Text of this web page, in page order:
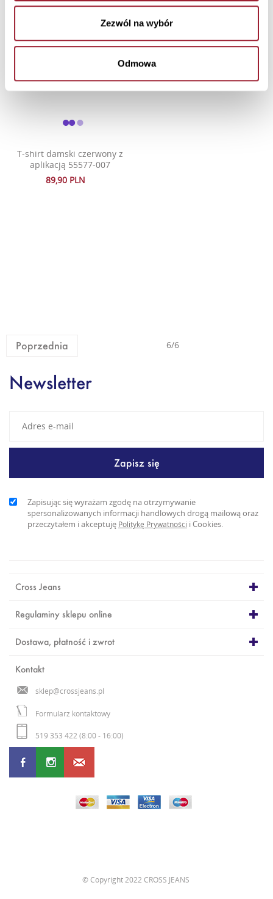
Zezwól na wybór
Odmowa
T-shirt damski czerwony z
aplikacją 55577-007
89,90 PLN
Poprzednia 6/6
Newsletter
Zapisując się wyrażam zgodę na otrzymywanie
spersonalizowanych informacji handlowych drogą mailową oraz
przeczytałem i akceptuję Politykę Prywatności i Cookies.
Cross Jeans
Regulaminy sklepu online
Dostawa, płatność i zwrot
Kontakt
sklep@crossjeans.pl
Formularz kontaktowy
519 353 422 (8:00 - 16:00)
©Copyright 2022 CROSS JEANS